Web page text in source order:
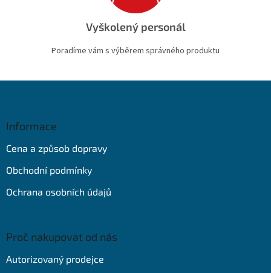
Vyškolený personál
Poradíme vám s výběrem správného produktu
Informace
Cena a způsob dopravy
Obchodní podmínky
Ochrana osobních údajů
Proč nakupovat od nás
Autorizovaný prodejce